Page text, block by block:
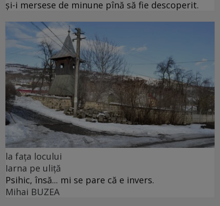
și-i mersese de minune pînă să fie descoperit.
la fața locului
Iarna pe uliță
Psihic, însă... mi se pare că e invers.
Mihai BUZEA